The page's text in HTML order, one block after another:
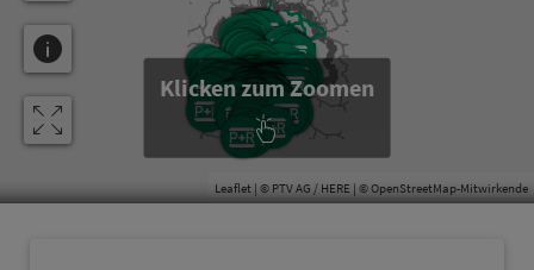
Leaflet | © PTV AG / HERE | ©OpenStreetMap-Mitwirkende
Klicken zum Zoomen